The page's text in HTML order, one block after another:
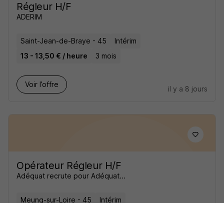
Régleur H/F
ADERIM
Saint-Jean-de-Braye - 45
Intérim
13 - 13,50 € / heure
3 mois
Voir l’offre
il y a 8 jours
Opérateur Régleur H/F
Adéquat recrute pour Adéquat...
Meung-sur-Loire - 45
Intérim